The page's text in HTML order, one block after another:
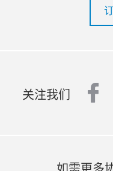
关注我们